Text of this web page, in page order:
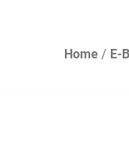
Home / E-